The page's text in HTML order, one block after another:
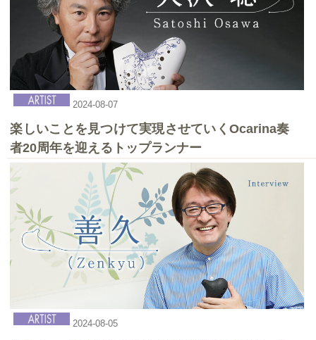
2025-04-27
2025-04-26
第22回オカリナ三昧してみませんか
2024-08-07
楽しいことを見つけて実現させていくOcarina奏
者20周年を迎えるトップランナー
2024-08-05